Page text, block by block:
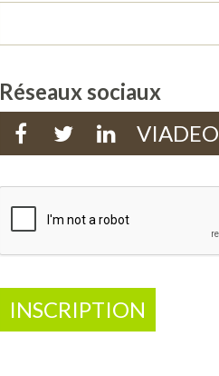
Réseaux sociaux
VIADEO
INSCRIPTION